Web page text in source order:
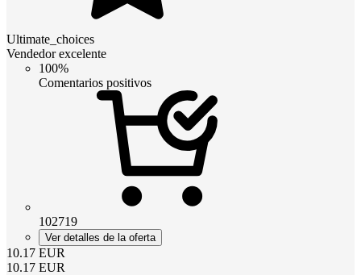
Ultimate_choices
Vendedor excelente
100%
Comentarios positivos
102719
Ver detalles de la oferta
10.17 EUR
10.17 EUR